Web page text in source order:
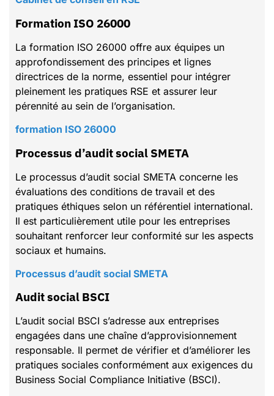
Formation ISO 26000
La formation ISO 26000 offre aux équipes un
approfondissement des principes et lignes
directrices de la norme, essentiel pour intégrer
pleinement les pratiques RSE et assurer leur
pérennité au sein de l’organisation.
formation ISO 26000
Processus d’audit social SMETA
Le processus d’audit social SMETA concerne les
évaluations des conditions de travail et des
pratiques éthiques selon un référentiel international.
Il est particulièrement utile pour les entreprises
souhaitant renforcer leur conformité sur les aspects
sociaux et humains.
Processus d’audit social SMETA
Audit social BSCI
L’audit social BSCI s’adresse aux entreprises
engagées dans une chaîne d’approvisionnement
responsable. Il permet de vérifier et d’améliorer les
pratiques sociales conformément aux exigences du
Business Social Compliance Initiative (BSCI).